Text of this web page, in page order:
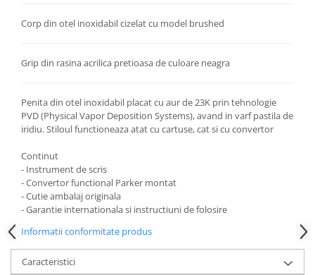
Saci de gunoi
Tipografie si stampile
Formulare tipizate
personalizate
Stampile, tusiere si tus
Protectia muncii si Imbracaminte
Tricouri
Bluze & Pulovere
Corp din otel inoxidabil cizelat cu model brushed
Grip din rasina acrilica pretioasa de culoare neagra
Penita din otel inoxidabil placat cu aur de 23K prin tehnologie
PVD (Physical Vapor Deposition Systems), avand in varf pastila de
iridiu. Stiloul functioneaza atat cu cartuse, cat si cu convertor
Continut
- Instrument de scris
- Convertor functional Parker montat
- Cutie ambalaj originala
- Garantie internationala si instructiuni de folosire
Informatii conformitate produs
Caracteristici